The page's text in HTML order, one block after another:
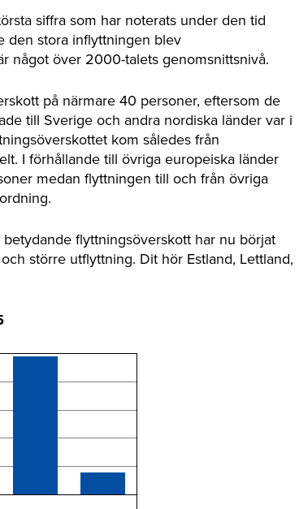
siffra som har noterats under den tid
den stora inflyttningen blev
något över 2000-talets genomsnittsnivå.
på närmare 40 personer, eftersom de
till Sverige och andra nordiska länder var i
kom således från
I förhållande till övriga europeiska länder
medan flyttningen till och från övriga
flyttningsöverskott har nu börjat
större utflyttning. Dit hör Estland, Lettland,